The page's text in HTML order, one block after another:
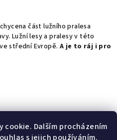
cookie. Dalším procházením
s jejich používáním.
část lužního pralesa
Lužní lesy a pralesy v této
střední Evropě. A je to ráj i pro
Další článek